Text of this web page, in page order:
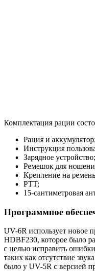
Комплектация рации
Рация и аккумулятор;
Инструкция
Зарядное устройство;
Ремешок для
Крепление на
PTT;
15-сантиметровая
Программное
UV-6R использует новое
HDBF230, которое было
с целью исправить
таких как отсутствие
было у UV-5R с версией